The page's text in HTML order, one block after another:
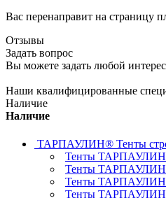
Вас перенаправит на страницу
Отзывы
Задать вопрос
Вы можете задать любой
Наши квалифицированные
Наличие
Наличие
ТАРПАУЛИН® Тенты
Тенты
Тенты
Тенты ТАРПАУЛИН®
Тенты ТАРПАУЛИН®